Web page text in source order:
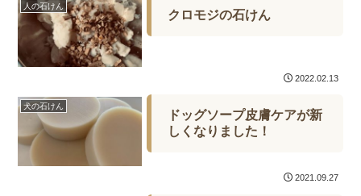
人の石けん
クロモジの石けん
2022.02.13
犬の石けん
ドッグソープ皮膚ケアが新
しくなりました！
2021.09.27